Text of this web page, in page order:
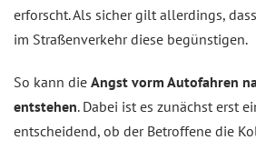
erforscht. Als sicher gilt allerdings,
im Straßenverkehr diese begünstigen.
So kann die Angst vorm Autofahren
entstehen. Dabei ist es zunächst erst
entscheidend, ob der Betroffene die